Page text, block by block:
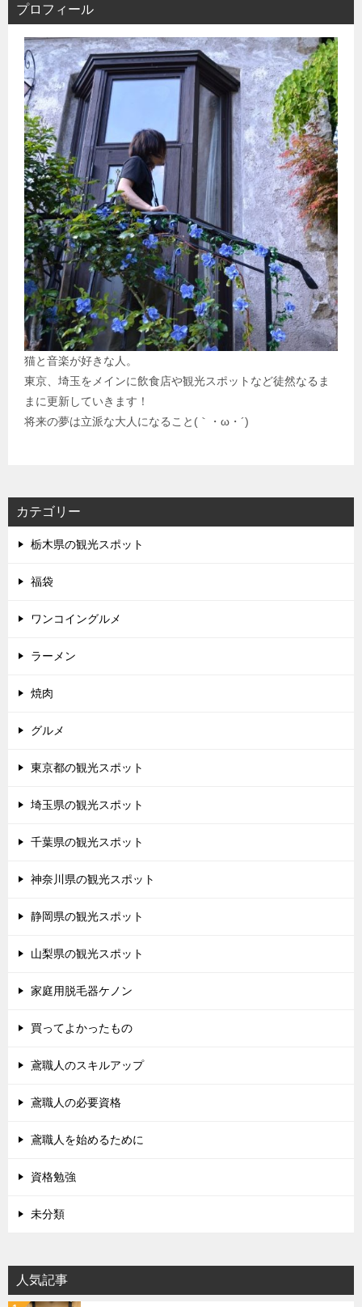
プロフィール
猫と音楽が好きな人。
東京、埼玉をメインに飲食店や観光スポットなど徒然なるま
まに更新していきます！
将来の夢は立派な大人になること(｀・ω・´)
カテゴリー
栃木県の観光スポット
福袋
ワンコイングルメ
ラーメン
焼肉
グルメ
東京都の観光スポット
埼玉県の観光スポット
千葉県の観光スポット
神奈川県の観光スポット
静岡県の観光スポット
山梨県の観光スポット
家庭用脱毛器ケノン
買ってよかったもの
鳶職人のスキルアップ
鳶職人の必要資格
鳶職人を始めるために
資格勉強
未分類
人気記事